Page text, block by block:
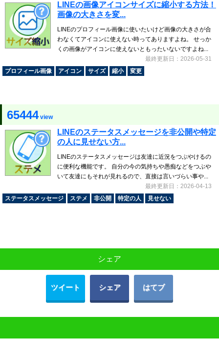
LINEの画像アイコンサイズに縮小する方法！
画像の大きさを変...
LINEのプロフィール画像に使いたいけど画像の大きさが合
わなくてアイコンに使えない時ってありますよね。 せっか
くの画像がアイコンに使えないともったいないですよね...
最終更新日：2026-05-31
プロフィール画像
アイコン サイズ 縮小 変更
65444view
LINEのステータスメッセージを非公開や特定
の人に見せない方...
LINEのステータスメッセージは友達に近況をつぶやけるの
に便利な機能です。 自分の今の気持ちや愚痴などをつぶや
いて友達にもそれが見れるので、直接は言いづらい事や...
最終更新日：2026-04-13
ステータスメッセージ
ステメ 非公開 特定の人 見せない
シェア
ツイート シェア はてブ